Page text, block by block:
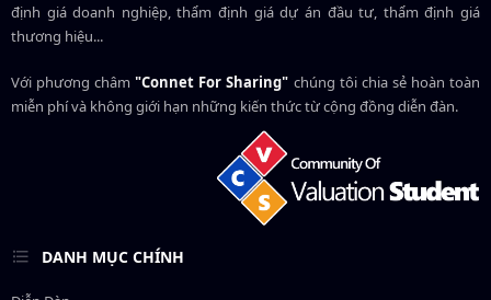
định giá doanh nghiệp, thẩm định giá dự án đầu tư, thẩm định giá
thương hiệu...
Với phương châm"Connet For Sharing" chúng tôi chia sẻ hoàn toàn
miễn phí và không giới hạn những kiến thức từ cộng đồng diễn đàn.
DANH MỤC CHÍNH